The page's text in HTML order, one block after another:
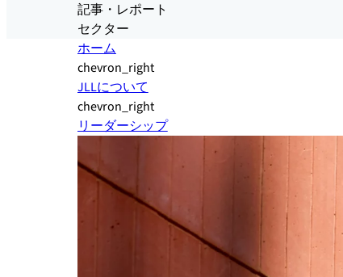
記事・レポート
セクター
ホーム
chevron_right
JLLについて
chevron_right
リーダーシップ